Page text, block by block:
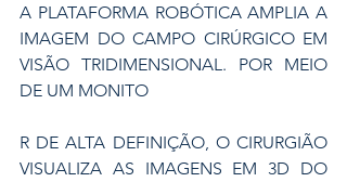
A PLATAFORMA ROBÓTICA AMPLIA A
IMAGEM DO CAMPO CIRÚRGICO EM
VISÃO TRIDIMENSIONAL. POR MEIO
DE UM MONITO
R DE ALTA DEFINIÇÃO, O CIRURGIÃO
VISUALIZA AS IMAGENS EM 3D DO